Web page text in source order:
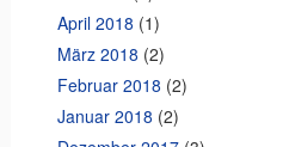
April 2018 (1)
März 2018 (2)
Februar 2018 (2)
Januar 2018 (2)